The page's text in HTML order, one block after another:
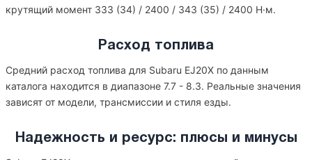
крутящий момент 333 (34) / 2400 / 343 (35) / 2400 Н·м.
Расход топлива
Средний расход топлива для Subaru EJ20X по данным
каталога находится в диапазоне 7.7 - 8.3. Реальные значения
зависят от модели, трансмиссии и стиля езды.
Надежность и ресурс: плюсы и минусы